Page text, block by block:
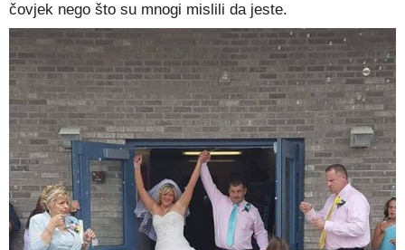
čovjek nego što su mnogi mislili da jeste.